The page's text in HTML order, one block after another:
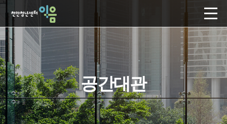
공간대관